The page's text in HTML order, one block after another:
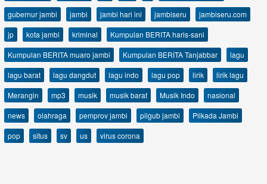
gubernur jambi
jambi jambi hari ini jambiseru
jambiseru.com
jp
kota jambi kriminal
Kumpulan BERITA haris-sani
Kumpulan BERITA muaro jambi
Kumpulan BERITA Tanjabbar
lagu
lagu barat
lagu dangdut lagu indo lagu pop lirik
lirik lagu
Merangin
mp3 musik musik barat Musik Indo
nasional
news
olahraga pemprov jambi pilgub jambi
Pilkada Jambi
pop
situs sv us virus corona